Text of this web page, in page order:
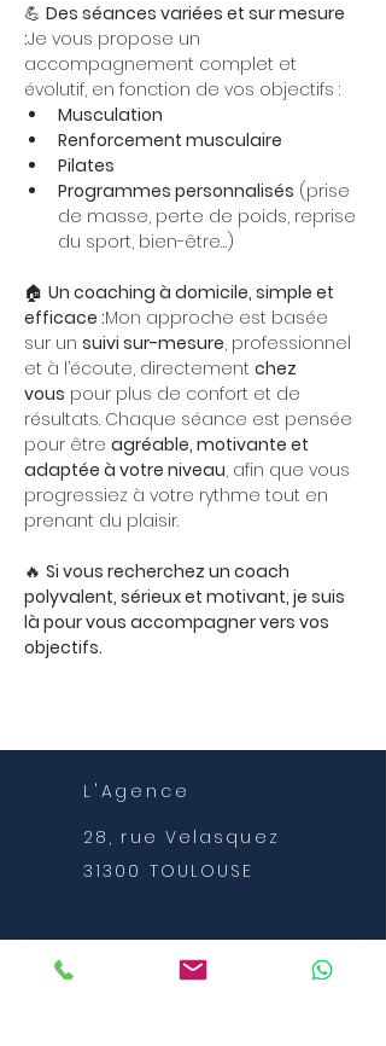
💪 Des séances variées et sur mesure
:Je vous propose un
accompagnement complet et
évolutif, en fonction de vos objectifs :
Musculation
Renforcement musculaire
Pilates
Programmes personnalisés (prise
de masse, perte de poids, reprise
du sport, bien-être…)
🏠 Un coaching à domicile, simple et
efficace :Mon approche est basée
sur un suivi sur-mesure, professionnel
et à l’écoute, directement chez
vous pour plus de confort et de
résultats. Chaque séance est pensée
pour être agréable, motivante et
adaptée à votre niveau, afin que vous
progressiez à votre rythme tout en
prenant du plaisir.
🔥 Si vous recherchez un coach
polyvalent, sérieux et motivant, je suis
là pour vous accompagner vers vos
objectifs.
L'Agence
28, rue Velasquez
31300 TOULOUSE
NOS HORAIRES